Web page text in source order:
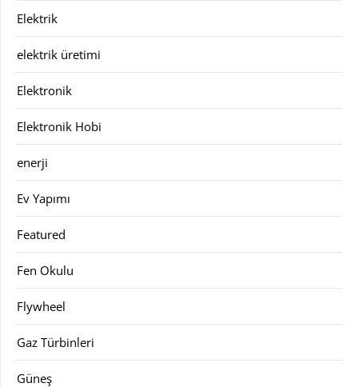
Elektrik
elektrik üretimi
Elektronik
Elektronik Hobi
enerji
Ev Yapımı
Featured
Fen Okulu
Flywheel
Gaz Türbinleri
Güneş